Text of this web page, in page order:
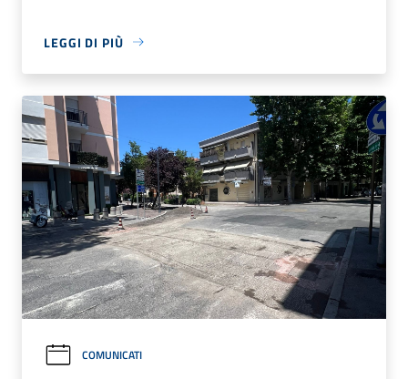
LEGGI DI PIÙ
COMUNICATI